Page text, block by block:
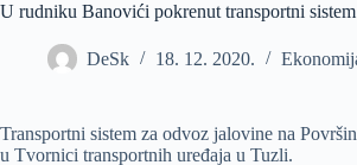
U rudniku Banovići pokrenut transportni
DeSk 18. 12. 2020.
Transportni sistem za odvoz jalovine na
u Tvornici transportnih uređaja u Tuzli.